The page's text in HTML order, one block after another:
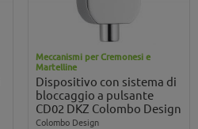
Meccanismi per Cremonesi e
Martelline
Dispositivo con sistema di
bloccaggio a pulsante
CD02 DKZ Colombo Design
Colombo Design